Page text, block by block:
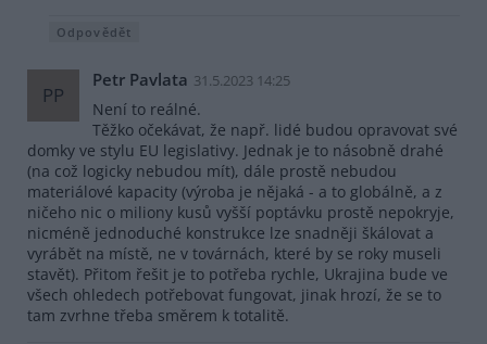
Odpovědět
PP
Petr Pavlata 31.5.2023 14:25
Není to reálné.
Těžko očekávat, že např. lidé budou opravovat své
domky ve stylu EU legislativy. Jednak je to násobně drahé
(na což logicky nebudou mít), dále prostě nebudou
materiálové kapacity (výroba je nějaká - a to globálně, a z
ničeho nic o miliony kusů vyšší poptávku prostě nepokryje,
nicméně jednoduché konstrukce lze snadněji škálovat a
vyrábět na místě, ne v továrnách, které by se roky museli
stavět). Přitom řešit je to potřeba rychle, Ukrajina bude ve
všech ohledech potřebovat fungovat, jinak hrozí, že se to
tam zvrhne třeba směrem k totalitě.